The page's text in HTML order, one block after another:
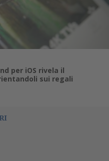
per iOS rivela il
sui regali